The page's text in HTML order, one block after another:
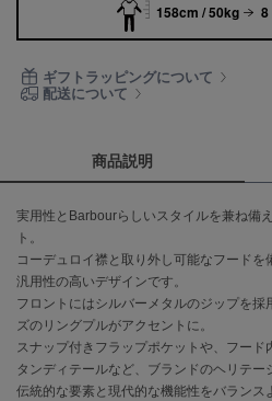
Calvin Klein
カルバン・クライン
Clarks Premium
クラークス
CODE A
コードエー
COLE HAAN
コール ハーン
158cm / 50kg 8
ギフトラッピングについて
配送について
商品説明
実用性とBarbourらしいスタイルを兼ね備
ト。
コーデュロイ襟と取り外し可能なフード
汎用性の高いデザインです。
フロントにはシルバーメタルのジップを採
ズのリングプルがアクセントに。
スナップ付きフラップポケットや、フー
タンディテールなど、ブランドのヘリテー
伝統的な要素と現代的な機能性をバランス